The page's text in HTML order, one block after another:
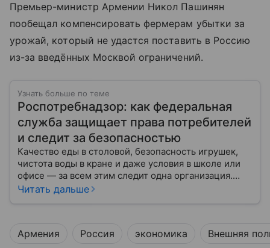
Премьер-министр Армении Никол Пашинян
пообещал компенсировать фермерам убытки за
урожай, который не удастся поставить в Россию
из-за введённых Москвой ограничений.
Узнать больше по теме
Роспотребнадзор: как федеральная
служба защищает права потребителей
и следит за безопасностью
Качество еды в столовой, безопасность игрушек,
чистота воды в кране и даже условия в школе или
офисе — за всем этим следит одна организация.
Роспотребнадзор — федеральная служба, которая
её работа важна для каждого жителя России.
Читать дальше
Армения Россия экономика Внешняя